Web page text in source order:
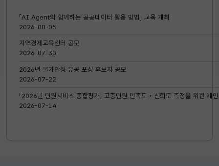
공지
「AI Agent와 함께하는 공공데이터 활용 방법」 교육 개최
2026-08-05
지역경제교육센터 공모
2026-07-30
2026년 물가안정 유공 포상 후보자 공모
2026-07-22
「2026년 민원서비스 종합평가」 고충민원 만족도‧신뢰도 측정을 위한 개
2026-07-14